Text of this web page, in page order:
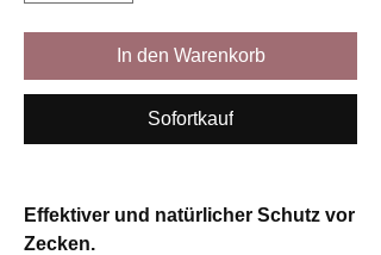
In den Warenkorb
Sofortkauf
Effektiver und natürlicher Schutz vor
Zecken.